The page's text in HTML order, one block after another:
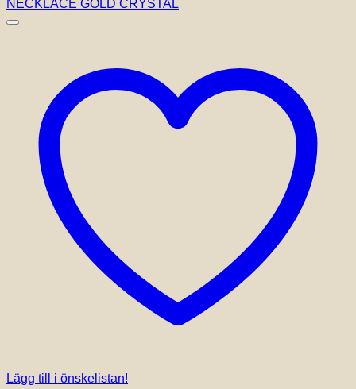
Lägg till i önskelistan!